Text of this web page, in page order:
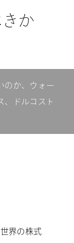
か
のか、ウォー
、ドルコスト
界の株式